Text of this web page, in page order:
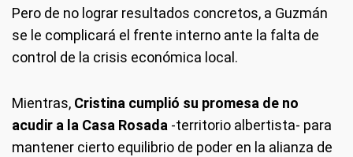
Pero de no lograr resultados concretos, a Guzmán
se le complicará el frente interno ante la falta de
control de la crisis económica local.
Mientras, Cristina cumplió su promesa de no
acudir a la Casa Rosada -territorio albertista- para
mantener cierto equilibrio de poder en la alianza de